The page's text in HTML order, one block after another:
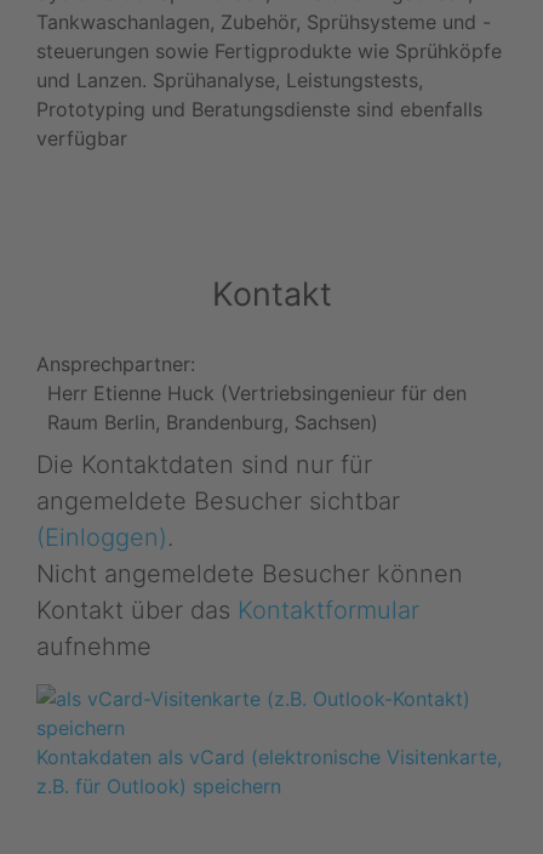
Tankwaschanlagen, Zubehör, Sprühsysteme und -
steuerungen sowie Fertigprodukte wie Sprühköpfe
und Lanzen. Sprühanalyse, Leistungstests,
Prototyping und Beratungsdienste sind ebenfalls
verfügbar
Kontakt
Ansprechpartner:
Herr Etienne Huck (Vertriebsingenieur für den
Raum Berlin, Brandenburg, Sachsen)
Die Kontaktdaten sind nur für
angemeldete Besucher sichtbar
(Einloggen).
Nicht angemeldete Besucher können
Kontakt über das Kontaktformular
aufnehme
Kontakdaten als vCard (elektronische Visitenkarte,
z.B. für Outlook) speichern